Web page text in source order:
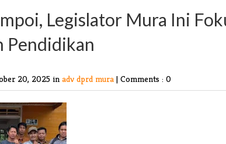
Legislator Mura Ini
Pendidikan
20, 2025 in adv dprd mura | Comments : 0